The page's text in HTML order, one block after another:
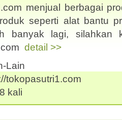
menjual berbagai
seperti alat bantu
banyak lagi, silahkan
detail >>
Lain
tokopasutri1.com
kali